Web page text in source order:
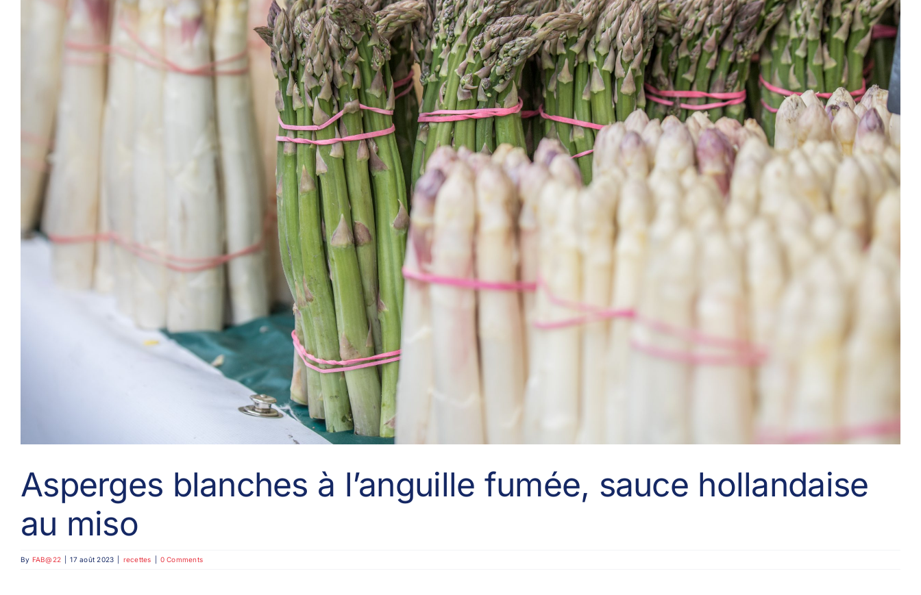
Asperges blanches à l’anguille fumée, sauce hollandaise
au miso
By FAB@22 17 août 2023 recettes 0 Comments